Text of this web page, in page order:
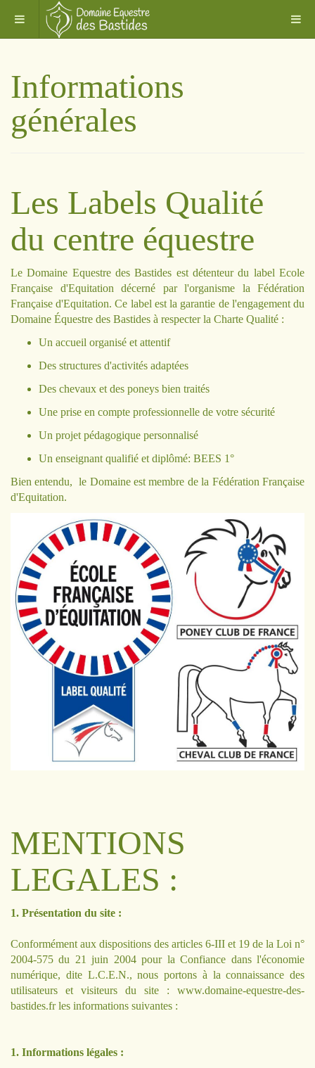
Informations
générales
Les Labels Qualité
du centre équestre
Le Domaine Equestre des Bastides est détenteur du label Ecole
Française d'Equitation décerné par l'organisme la Fédération
Française d'Equitation. Ce label est la garantie de l'engagement du
Domaine Équestre des Bastides à respecter la Charte Qualité :
Un accueil organisé et attentif
Des structures d'activités adaptées
Des chevaux et des poneys bien traités
Une prise en compte professionnelle de votre sécurité
Un projet pédagogique personnalisé
Un enseignant qualifié et diplômé: BEES 1°
Bien entendu, le Domaine est membre de la Fédération Française
d'Equitation.
MENTIONS
LEGALES :
1. Présentation du site :
Conformément aux dispositions des articles 6-III et 19 de la Loi n°
2004-575 du 21 juin 2004 pour la Confiance dans l'économie
numérique, dite L.C.E.N., nous portons à la connaissance des
utilisateurs et visiteurs du site : www.domaine-equestre-des-
bastides.frles informations suivantes :
1. Informations légales :